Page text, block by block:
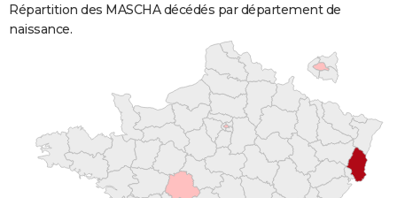
Répartition des MASCHA décédés par département de
naissance.